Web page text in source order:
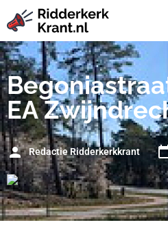
EA
Redactie Ridderkerkkrant